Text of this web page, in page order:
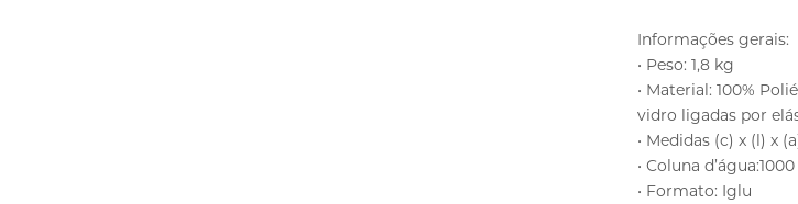
Informações gerais:
• Peso: 1,8 kg
• Material: 100%
vidro ligadas por
• Medidas (c) x (l) x
• Coluna
• Formato: Iglu